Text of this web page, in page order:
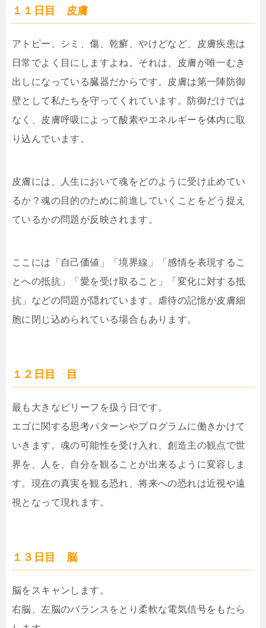
１１日目 皮膚
アトピー、シミ、傷、乾癬、やけどなど、皮膚疾患は
日常でよく目にしますよね。それは、皮膚が唯一むき
出しになっている臓器だからです。皮膚は第一陣防御
壁として私たちを守ってくれています。防御だけでは
なく、皮膚呼吸によって酸素やエネルギーを体内に取
り込んでいます。
皮膚には、人生において魂をどのように受け止めてい
るか？魂の目的のために前進していくことをどう捉え
ているかの問題が反映されます。
ここには「自己価値」「境界線」「感情を表現するこ
とへの抵抗」「愛を受け取ること」「変化に対する抵
抗」などの問題が隠れています。虐待の記憶が皮膚細
胞に閉じ込められている場合もあります。
１２日目 目
最も大きなビリーフを扱う日です。
エゴに関する思考パターンやプログラムに働きかけて
いきます。魂の可能性を受け入れ、創造主の観点で世
界を、人を、自分を観ることが出来るように変容しま
す。現在の真実を観る恐れ、将来への恐れは近視や遠
視となって現れます。
１３日目 脳
脳をスキャンします。
右脳、左脳のバランスをとり柔軟な電気信号をもたら